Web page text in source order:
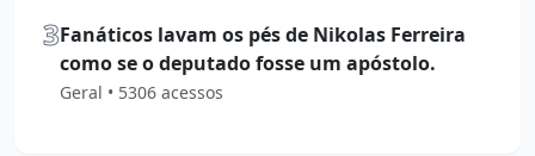
3Fanáticos lavam os pés de Nikolas Ferreira
como se o deputado fosse um apóstolo.
Geral • 5306 acessos